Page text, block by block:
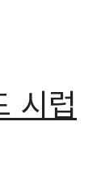
시럽